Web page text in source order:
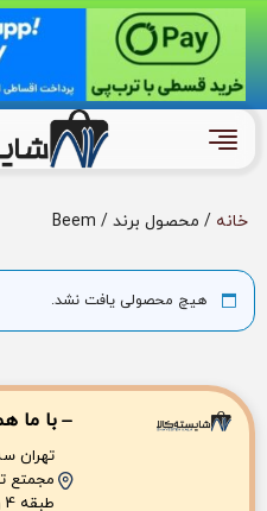
خانه / محصول برند / Beem
هیچ محصولی یافت نشد.
با ما
تهران
مجمتع
طبقه 4 واحد 4